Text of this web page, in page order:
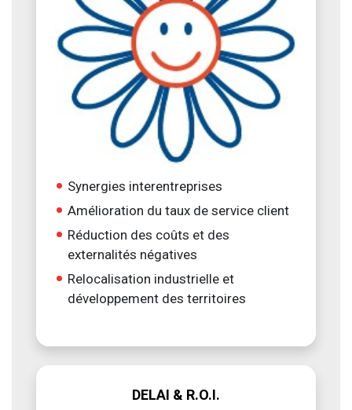
Synergies interentreprises
Amélioration du taux de service client
Réduction des coûts et des
externalités négatives
Relocalisation industrielle et
développement des territoires
DELAI & R.O.I.